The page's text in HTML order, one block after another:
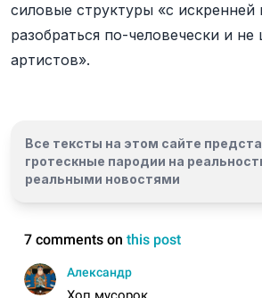
силовые структуры «с искренней
разобраться по-человечески и
артистов».
Все тексты на этом сайте
гротескные пародии на
реальными новостями